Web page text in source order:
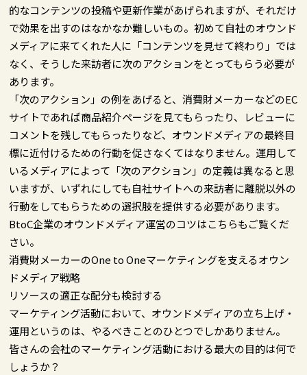
的なコンテンツの投稿や更新作業があげられますが、それだけ
で効果を出すのはなかなか難しいもの。初めて自社のオウンド
メディアに来てくれた人に「コンテンツを見せて終わり」では
なく、そうした来訪者に次のアクションをとってもらう必要が
あります。
「次のアクション」の例をあげると、消費財メーカーなどのEC
サイトであれば商品紹介ページを見てもらったり、レビューに
コメントを残してもらったりなど、オウンドメディアの最終目
標に近付けるための行動を促さなくてはなりません。運用して
いるメディアによって「次のアクション」の定義は異なると思
いますが、いずれにしても自社サイトへの来訪者に離脱以外の
行動をしてもらうための選択肢を提供する必要があります。
BtoC企業のオウンドメディア運営のコツはこちらもご覧くだ
さい。
消費財メーカーのOne to Oneマーケティングを支えるオウン
ドメディア戦略
リソースの適正な配分も検討する
マーケティング活動において、オウンドメディアの立ち上げ・
運用というのは、やるべきことのひとつでしかありません。
皆さんの会社のマーケティング活動における最大の目的は何で
しょうか？